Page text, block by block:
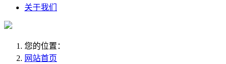
关于我们
您的位置：
网站首页